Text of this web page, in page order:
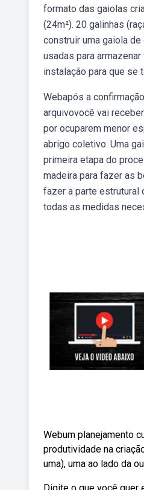
formato das gaiolas
(24m²). 20 galinhas
construir uma gaiola
usadas para
instalação para que se
Webapós a
arquivovocê vai
por ocuparem menor
abrigo coletivo: Uma
primeira etapa do
madeira para fazer as
fazer a parte estrutural
todas as medidas
Webum planejamento
produtividade na
uma), uma ao lado da